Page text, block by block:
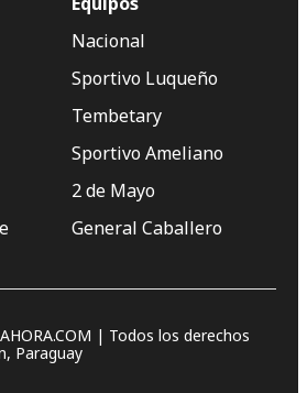
Nacional
Sportivo Luqueño
Tembetary
Sportivo Ameliano
2 de Mayo
General Caballero
| Todos los derechos
Paraguay